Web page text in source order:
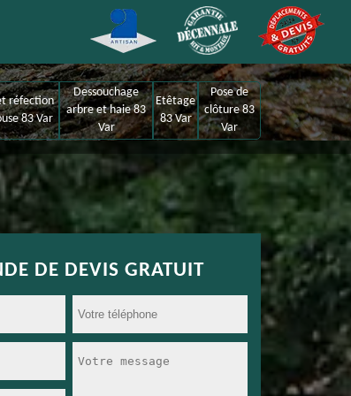
réfection
83 Var
Dessouchage
arbre et haie 83
Var
Etêtage
83 Var
Pose de
clôture 83
Var
DE DEVIS GRATUIT